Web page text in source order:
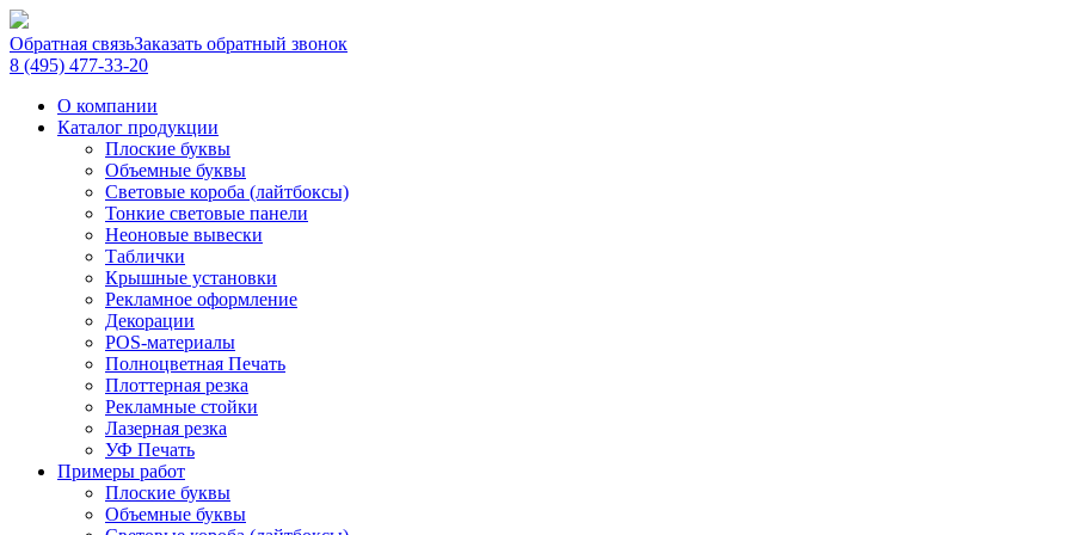
Обратная связьЗаказать обратный звонок
8 (495) 477-33-20
О компании
Каталог продукции
Плоские буквы
Объемные буквы
Световые короба (лайтбоксы)
Тонкие световые панели
Неоновые вывески
Таблички
Крышные установки
Рекламное оформление
Декорации
POS-материалы
Полноцветная Печать
Плоттерная резка
Рекламные стойки
Лазерная резка
УФ Печать
Примеры работ
Плоские буквы
Объемные буквы